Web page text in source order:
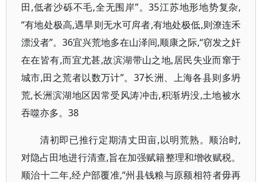
田,低者沙砾不毛,全无围岸”。35江苏地形地势复杂,
“有地处极高,遇旱则无水可戽者,有地处极低,则潦连禾
漂没者”。36宜兴荒地多在山泽间,顺康之际,“窃发之奸
在在皆有,而宜尤甚,故滨湖带山之地,居民失业而窜于
城市,田之荒者以数万计”。37长洲、上海各县则多坍
荒,长洲滨湖地区因常受风涛冲击,积渐坍没,土地被水
吞噬亦多。38
清初即已推行定期清丈田亩,以明荒熟。顺治时,
对隐占田地进行清查,旨在加强赋籍整理和增收赋税。
顺治十二年,经户部覆准,“州县钱粮与原额相符者毋再